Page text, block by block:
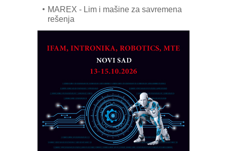
MAREX - Lim i mašine za savremena
rešenja
partner
CTO - Prilagodite svoju toplinsku
Razvoj asortimanskog pravca MINI-
PLC AKYTEC
AUKOM: Svetski standard metrologije
dostupan u Srbiji
MOTOMAN – NEXT-Robotika vođena
veštačkom inteligencijom